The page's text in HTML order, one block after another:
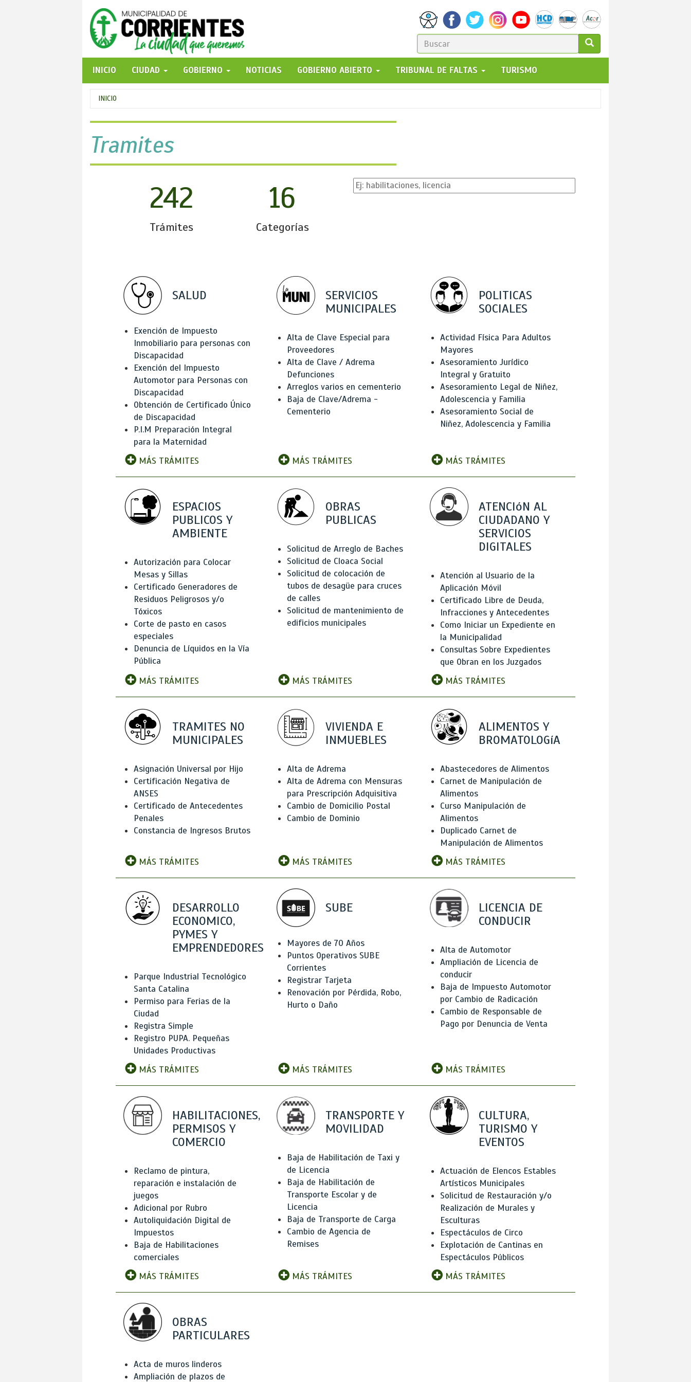
FORMULARIO
DE
BÚSQUEDA
GO!
INICIO
CIUDAD GOBIERNO NOTICIAS GOBIERNO ABIERTO TRIBUNAL DE FALTAS TURISMO
Se
encuentra
usted
aquí
INICIO
Tramites
242
Trámites
16
Categorías
SALUD
Exención de Impuesto
Inmobiliario para personas con
Discapacidad
Exención del Impuesto
Automotor para Personas con
Discapacidad
Obtención de Certificado Único
de Discapacidad
P.I.M Preparación Integral
para la Maternidad
MÁS TRÁMITES
SERVICIOS
MUNICIPALES
Alta de Clave Especial para
Proveedores
Alta de Clave / Adrema
Defunciones
Arreglos varios en cementerio
Baja de Clave/Adrema -
Cementerio
MÁS TRÁMITES
POLITICAS
SOCIALES
Actividad Física Para Adultos
Mayores
Asesoramiento Jurídico
Integral y Gratuito
Asesoramiento Legal de Niñez,
Adolescencia y Familia
Asesoramiento Social de
Niñez, Adolescencia y Familia
MÁS TRÁMITES
ESPACIOS
PUBLICOS Y
AMBIENTE
Autorización para Colocar
Mesas y Sillas
Certificado Generadores de
Residuos Peligrosos y/o
Tóxicos
Corte de pasto en casos
especiales
Denuncia de Líquidos en la Vía
Pública
MÁS TRÁMITES
OBRAS
PUBLICAS
Solicitud de Arreglo de Baches
Solicitud de Cloaca Social
Solicitud de colocación de
tubos de desagüe para cruces
de calles
Solicitud de mantenimiento de
edificios municipales
MÁS TRÁMITES
ATENCIóN AL
CIUDADANO Y
SERVICIOS
DIGITALES
Atención al Usuario de la
Aplicación Móvil
Certificado Libre de Deuda,
Infracciones y Antecedentes
Como Iniciar un Expediente en
la Municipalidad
Consultas Sobre Expedientes
que Obran en los Juzgados
MÁS TRÁMITES
TRAMITES NO
MUNICIPALES
Asignación Universal por Hijo
Certificación Negativa de
ANSES
Certificado de Antecedentes
Penales
Constancia de Ingresos Brutos
MÁS TRÁMITES
VIVIENDA E
INMUEBLES
Alta de Adrema
Alta de Adrema con Mensuras
para Prescripción Adquisitiva
Cambio de Domicilio Postal
Cambio de Dominio
MÁS TRÁMITES
ALIMENTOS Y
BROMATOLOGíA
Abastecedores de Alimentos
Carnet de Manipulación de
Alimentos
Curso Manipulación de
Alimentos
Duplicado Carnet de
Manipulación de Alimentos
MÁS TRÁMITES
DESARROLLO
ECONOMICO,
PYMES Y
EMPRENDEDORES
Parque Industrial Tecnológico
Santa Catalina
Permiso para Ferias de la
Ciudad
Registra Simple
Registro PUPA. Pequeñas
Unidades Productivas
MÁS TRÁMITES
SUBE
Mayores de 70 Años
Puntos Operativos SUBE
Corrientes
Registrar Tarjeta
Renovación por Pérdida, Robo,
Hurto o Daño
MÁS TRÁMITES
LICENCIA DE
CONDUCIR
Alta de Automotor
Ampliación de Licencia de
conducir
Baja de Impuesto Automotor
por Cambio de Radicación
Cambio de Responsable de
Pago por Denuncia de Venta
MÁS TRÁMITES
HABILITACIONES,
PERMISOS Y
COMERCIO
Reclamo de pintura,
reparación e instalación de
juegos
Adicional por Rubro
Autoliquidación Digital de
Impuestos
Baja de Habilitaciones
comerciales
MÁS TRÁMITES
TRANSPORTE Y
MOVILIDAD
Baja de Habilitación de Taxi y
de Licencia
Baja de Habilitación de
Transporte Escolar y de
Licencia
Baja de Transporte de Carga
Cambio de Agencia de
Remises
MÁS TRÁMITES
CULTURA,
TURISMO Y
EVENTOS
Actuación de Elencos Estables
Artísticos Municipales
Solicitud de Restauración y/o
Realización de Murales y
Esculturas
Espectáculos de Circo
Explotación de Cantinas en
Espectáculos Públicos
MÁS TRÁMITES
OBRAS
PARTICULARES
Acta de muros linderos
Ampliación de plazos de